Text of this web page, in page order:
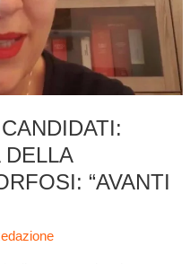
DELLA
“AVANTI